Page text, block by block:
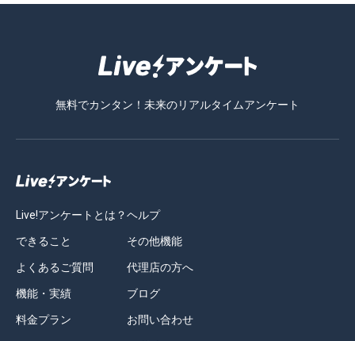
無料でカンタン！未来のリアルタイムアンケート
Live!アンケートとは？
できること
よくあるご質問
機能・実績
料金プラン
ヘルプ
その他機能
代理店の方へ
ブログ
お問い合わせ